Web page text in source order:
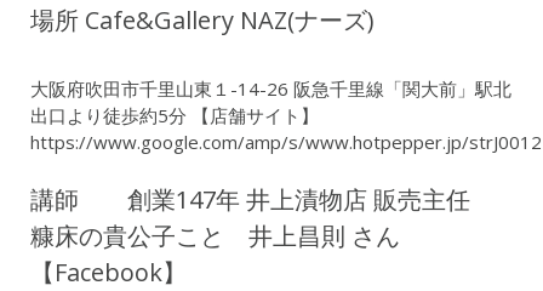
場所 Cafe&Gallery NAZ(ナーズ)
大阪府吹田市千里山東１-14-26 阪急千里線「関大前」駅北
出口より徒歩約5分 【店舗サイト】
https://www.google.com/amp/s/www.hotpepper.jp/
講師 創業147年 井上漬物店 販売主任
糠床の貴公子こと 井上昌則 さん
【Facebook】